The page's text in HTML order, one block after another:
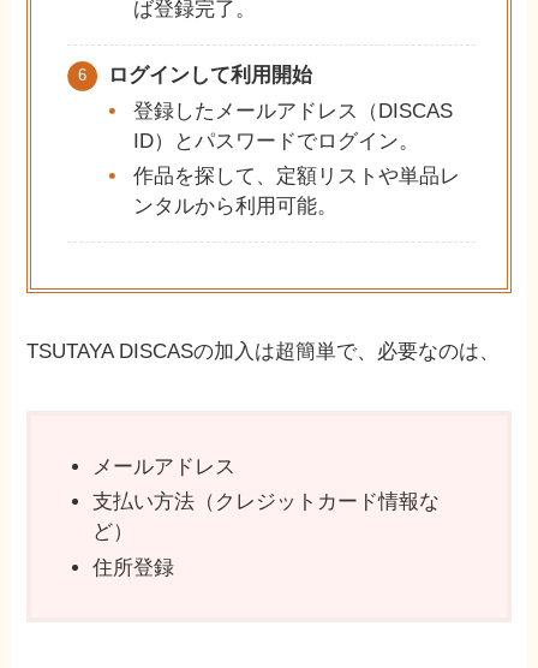
ば登録完了。
ログインして利用開始
登録したメールアドレス（DISCAS
ID）とパスワードでログイン。
作品を探して、定額リストや単品レ
ンタルから利用可能。
TSUTAYA DISCASの加入は超簡単で、必要なのは、
メールアドレス
支払い方法（クレジットカード情報な
ど）
住所登録